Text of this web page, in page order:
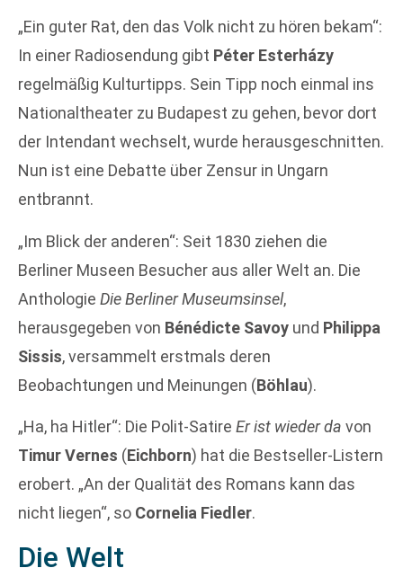
„Ein guter Rat, den das Volk nicht zu hören bekam“:
In einer Radiosendung gibt Péter Esterházy
regelmäßig Kulturtipps. Sein Tipp noch einmal ins
Nationaltheater zu Budapest zu gehen, bevor dort
der Intendant wechselt, wurde herausgeschnitten.
Nun ist eine Debatte über Zensur in Ungarn
entbrannt.
„Im Blick der anderen“: Seit 1830 ziehen die
Berliner Museen Besucher aus aller Welt an. Die
Anthologie Die Berliner Museumsinsel,
herausgegeben von Bénédicte Savoy und Philippa
Sissis, versammelt erstmals deren
Beobachtungen und Meinungen (Böhlau).
„Ha, ha Hitler“: Die Polit-Satire Er ist wieder da von
Timur Vernes (Eichborn) hat die Bestseller-Listern
erobert. „An der Qualität des Romans kann das
nicht liegen“, so Cornelia Fiedler.
Die Welt